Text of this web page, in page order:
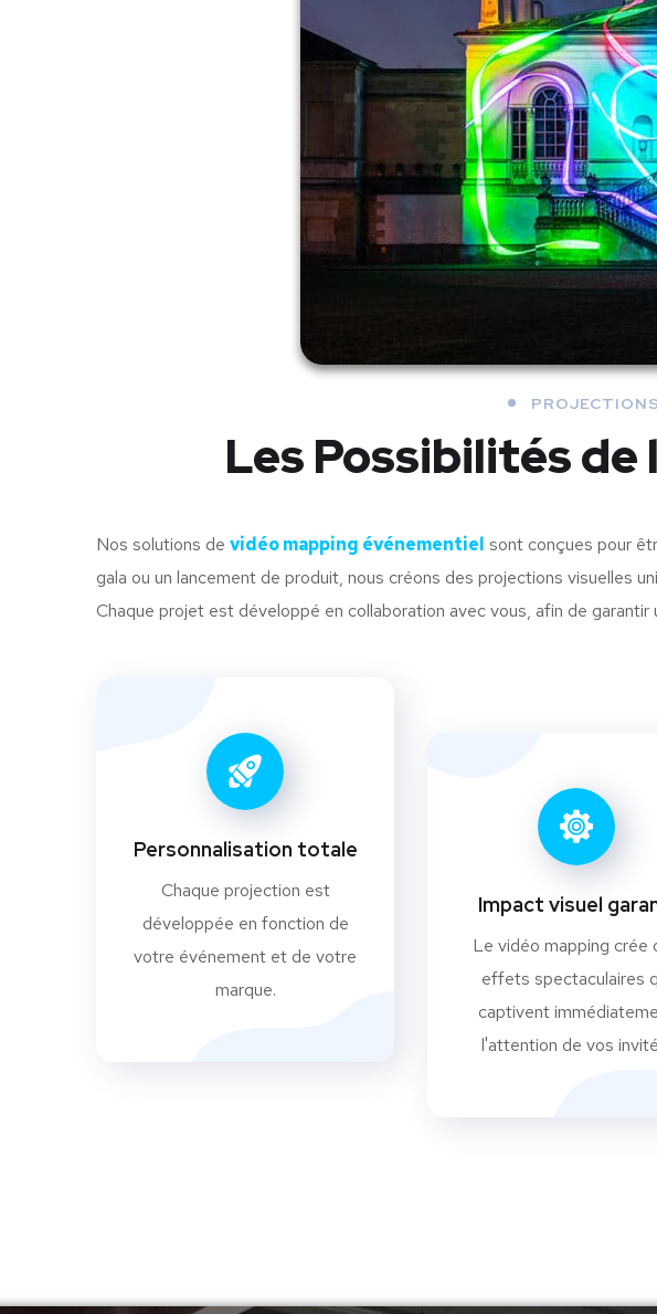
Les Possibilités
Nos solutions de vidéo mapping événementiel sont conçues pour
gala ou un lancement de produit, nous créons des projections visuelles
Chaque projet est développé en collaboration avec vous, afin de garantir
Personnalisation totale
Chaque projection est
développée en fonction de
votre événement et de votre
marque.
Impact visuel
Le vidéo mapping crée
effets spectaculaires
captivent
l'attention de vos